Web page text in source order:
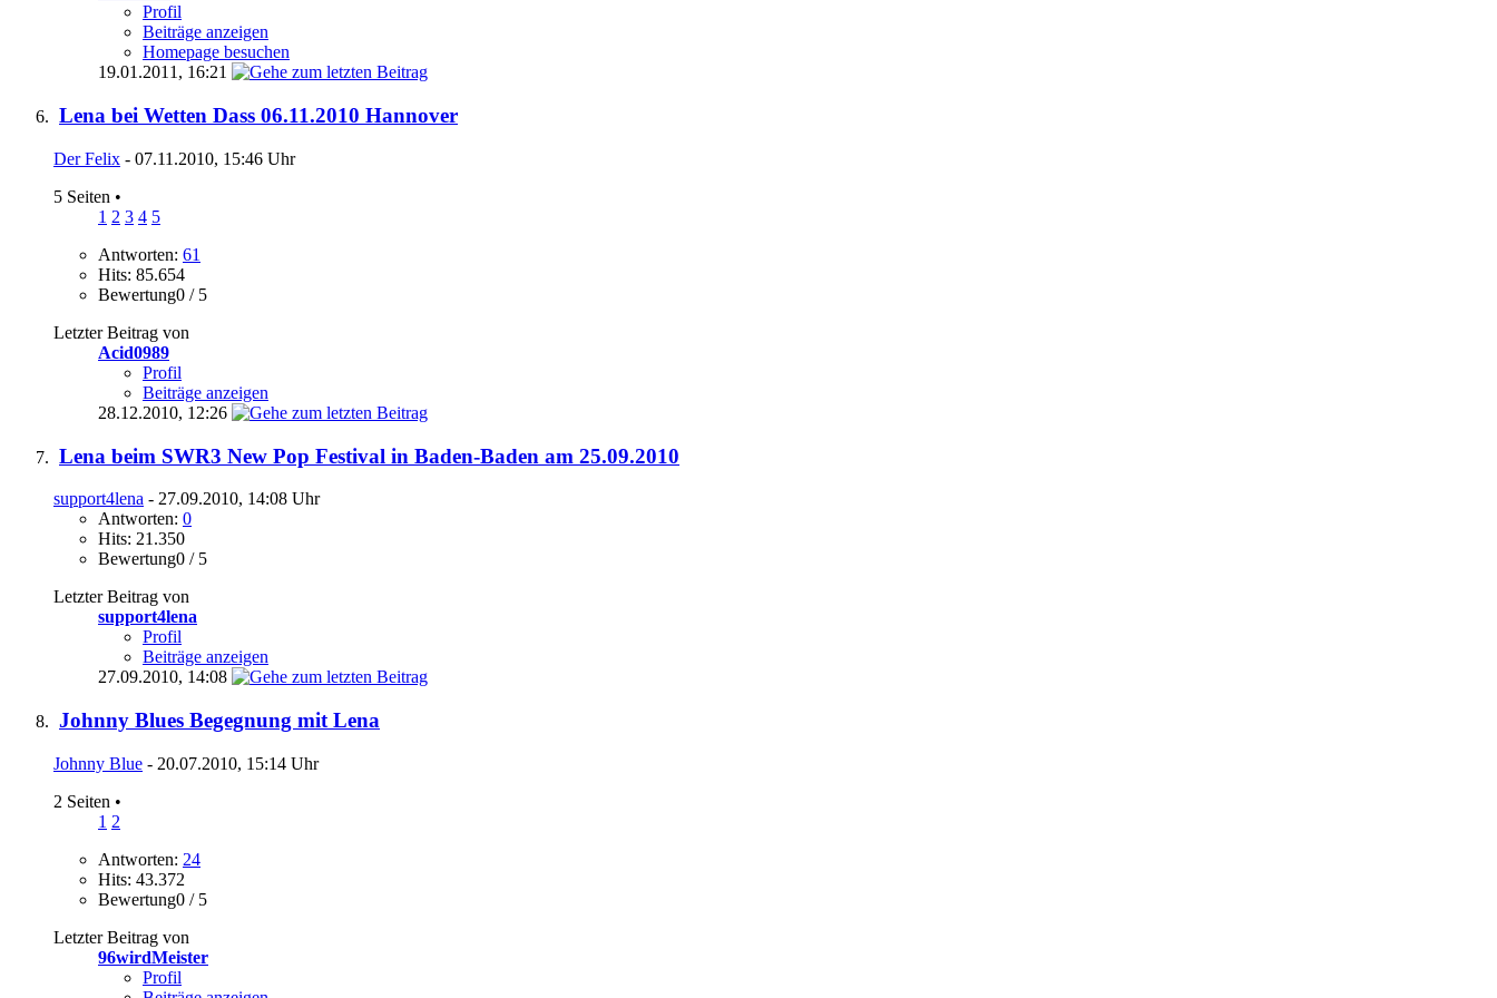
Profil
Beiträge anzeigen
Homepage besuchen
19.01.2011, 16:21
Lena bei Wetten Dass 06.11.2010 Hannover
Der Felix - 07.11.2010, 15:46 Uhr
5 Seiten •
1 2 3 4 5
Antworten: 61
Hits: 85.654
Bewertung0 / 5
Letzter Beitrag von
Acid0989
Profil
Beiträge anzeigen
28.12.2010, 12:26
Lena beim SWR3 New Pop Festival in Baden-Baden am 25.09.2010
support4lena - 27.09.2010, 14:08 Uhr
Antworten: 0
Hits: 21.350
Bewertung0 / 5
Letzter Beitrag von
support4lena
Profil
Beiträge anzeigen
27.09.2010, 14:08
Johnny Blues Begegnung mit Lena
Johnny Blue - 20.07.2010, 15:14 Uhr
2 Seiten •
1 2
Antworten: 24
Hits: 43.372
Bewertung0 / 5
Letzter Beitrag von
96wirdMeister
Profil